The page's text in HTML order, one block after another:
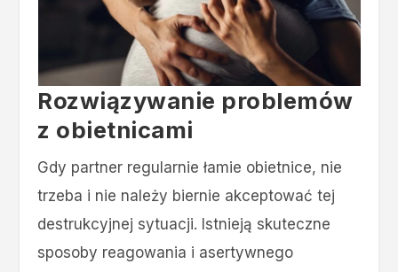
Rozwiązywanie problemów
z obietnicami
Gdy partner regularnie łamie obietnice, nie
trzeba i nie należy biernie akceptować tej
destrukcyjnej sytuacji. Istnieją skuteczne
sposoby reagowania i asertywnego